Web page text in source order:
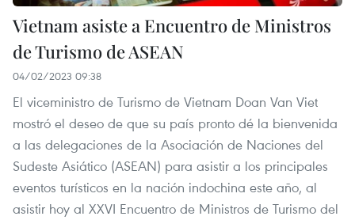
Vietnam asiste a Encuentro de Ministros
de Turismo de ASEAN
04/02/2023 09:38
El viceministro de Turismo de Vietnam Doan Van Viet
mostró el deseo de que su país pronto dé la bienvenida
a las delegaciones de la Asociación de Naciones del
Sudeste Asiático (ASEAN) para asistir a los principales
eventos turísticos en la nación indochina este año, al
asistir hoy al XXVI Encuentro de Ministros de Turismo del